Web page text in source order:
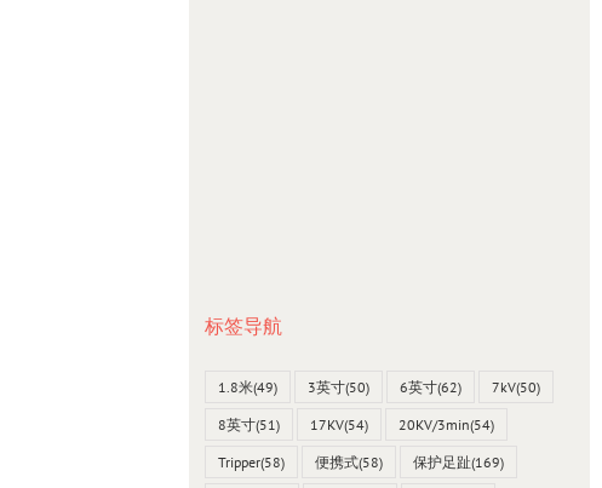
标签导航
1.8米(49) 3英寸(50) 6英寸(62) 7kV(50)
8英寸(51) 17KV(54) 20KV/3min(54)
Tripper(58) 便携式(58) 保护足趾(169)